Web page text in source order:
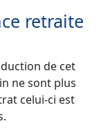
retraite
de cet
ne sont plus
celui-ci est